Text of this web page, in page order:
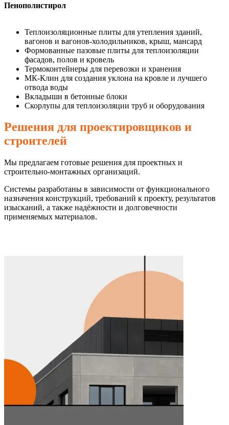
Пенополистирол
Теплоизоляционные плиты для утепления зданий,
вагонов и вагонов-холодильников, крыш, мансард
Формованные пазовые плиты для теплоизоляции
фасадов, полов и кровель
Термоконтейнеры для перевозки и хранения
МК-Клин для создания уклона на кровле и лучшего
отвода воды
Вкладыши в бетонные блоки
Скорлупы для теплоизоляции труб и оборудования
Решения для проектировщиков и
строителей
Мы предлагаем готовые решения для проектных и
строительно-монтажных организаций.
Системы разработаны в зависимости от функционального
назначения конструкций, требований к проекту, результатов
изысканий, а также надёжности и долговечности
применяемых материалов.